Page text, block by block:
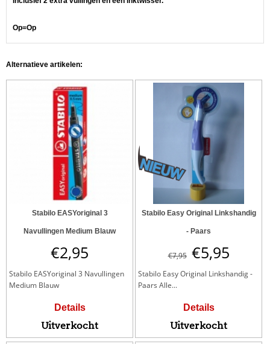
Op=Op
Alternatieve artikelen:
Stabilo EASYoriginal 3
Navullingen Medium Blauw
€2,95
Stabilo EASYoriginal 3 Navullingen
Medium Blauw
Details
Uitverkocht
Stabilo Easy Original Linkshandig
- Paars
€7,95 €5,95
Stabilo Easy Original Linkshandig -
Paars Alle...
Details
Uitverkocht